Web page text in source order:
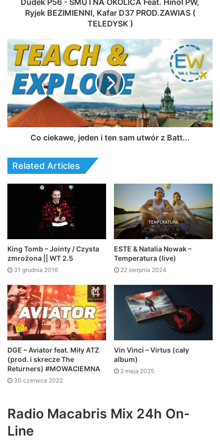
Ryjek BEZIMIENNI, Kafar D37 PROD.ZAWIAS (
TELEDYSK )
Co ciekawe, jeden i ten sam utwór z Batt...
Related Articles
King Tomb – Jointy / Czysta
zmrożona || WT 2.5
31 grudnia 2016
ESTE & Natalia Nowak –
Temperatura (live)
22 sierpnia 2024
DGE – Aviator feat. Miły ATZ
(prod. i skrecze The
Returners) #MOWACIEMNA
30 czerwca 2022
Vin Vinci – Virtus (cały
album)
2 maja 2025
Radio Macabris Mix 24h On-
Line